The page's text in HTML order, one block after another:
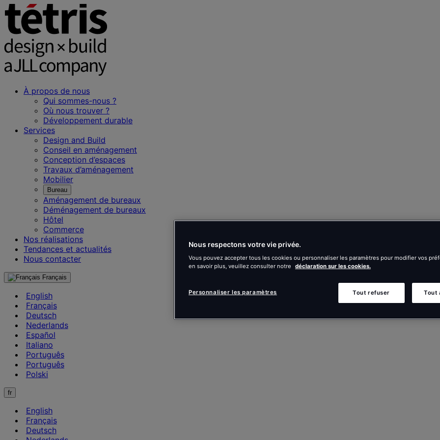
À propos de nous
Qui sommes-nous ?
Où nous trouver ?
Développement durable
Services
Design and Build
Conseil en aménagement
Conception d’espaces
Travaux d’aménagement
Mobilier
Bureau
Aménagement de bureaux
Déménagement de bureaux
Hôtel
Commerce
Nos réalisations
Tendances et actualités
Nous contacter
Français
English
Français
Deutsch
Nederlands
Español
Italiano
Português
Português
Polski
fr
English
Français
Deutsch
Nous respectons votre vie privée.
Vous pouvez accepter tous les cookies ou personnaliser les paramètres pour modifier vos
en savoir plus, veuillez consulter notre
déclaration sur les cookies.
Tout refuser Tout
Personnaliser les paramètres